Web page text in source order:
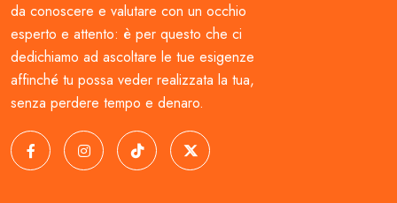
da conoscere e valutare con un occhio
esperto e attento: è per questo che ci
dedichiamo ad ascoltare le tue esigenze
affinché tu possa veder realizzata la tua,
senza perdere tempo e denaro.